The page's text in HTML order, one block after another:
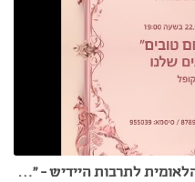
מוזיאון חצר הישוב הישן והרשות הלאומית לתרבות היידיש - "אונדזערע יום טובים" ביטויי החגים שלנו 22.5.24